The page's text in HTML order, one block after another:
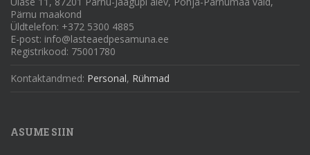
Pärnu maakond
Üldtelefon: +372 5300 4885
E-post: info@lasteaedpesamuna.ee
Registrikood: 75001780
Kontaktandmed: Personal, Rühmad
ASUME SIIN